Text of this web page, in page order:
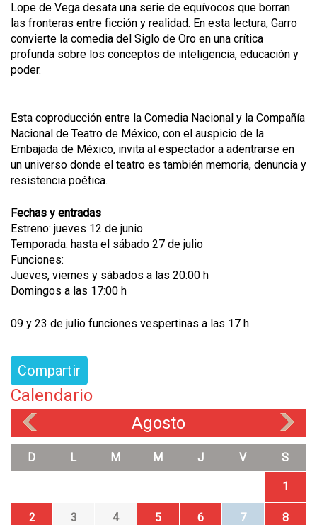
Lope de Vega desata una serie de equívocos que borran
las fronteras entre ficción y realidad. En esta lectura, Garro
convierte la comedia del Siglo de Oro en una crítica
profunda sobre los conceptos de inteligencia, educación y
poder.
Esta coproducción entre la Comedia Nacional y la Compañía
Nacional de Teatro de México, con el auspicio de la
Embajada de México, invita al espectador a adentrarse en
un universo donde el teatro es también memoria, denuncia y
resistencia poética.
Fechas y entradas
Estreno: jueves 12 de junio
Temporada: hasta el sábado 27 de julio
Funciones:
Jueves, viernes y sábados a las 20:00 h
Domingos a las 17:00 h
09 y 23 de julio funciones vespertinas a las 17 h.
Compartir
Calendario
Agosto
D L M M J V S
1
2 3 4 5 6 7 8